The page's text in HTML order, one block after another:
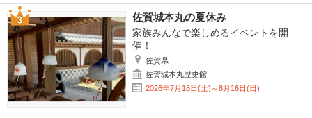
佐賀城本丸の夏休み
家族みんなで楽しめるイベントを開
催！
佐賀県
佐賀城本丸歴史館
2026年7月18日(土)～8月16日(日)